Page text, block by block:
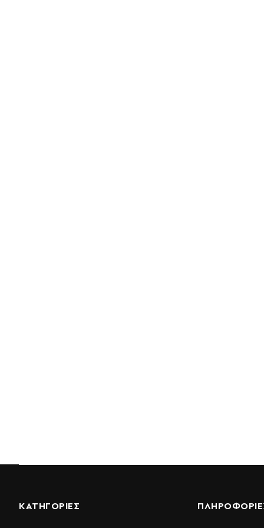
ΚΑΤΗΓΟΡΙΕΣ